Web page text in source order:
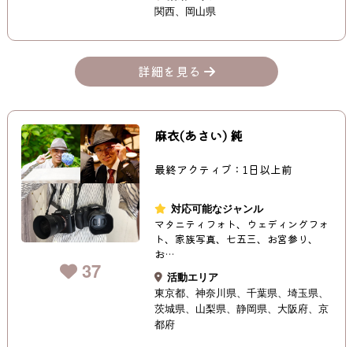
関西
岡山県
詳細を見る
37
麻衣(あさい) 純
最終アクティブ：1日以上前
対応可能なジャンル
マタニティフォト、ウェディングフォ
ト、家族写真、七五三、お宮参り、
お…
活動エリア
東京都
神奈川県 千葉県
埼玉県
茨城県
山梨県 静岡県 大阪府
京
都府